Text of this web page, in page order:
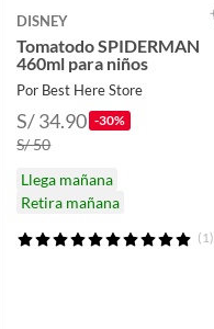
DISNEY
Tomatodo SPIDERMAN
460ml para niños
Por Best Here Store
S/ 34.90 -30%
S/ 50
Llega mañana
Retira mañana
(1)